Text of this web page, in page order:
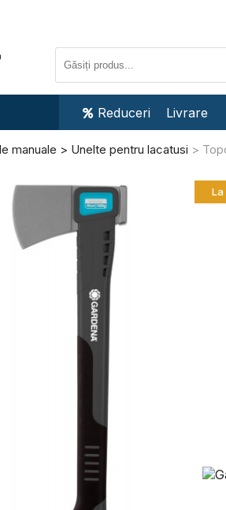
Reduceri Livrare
manuale Unelte pentru lacatusi